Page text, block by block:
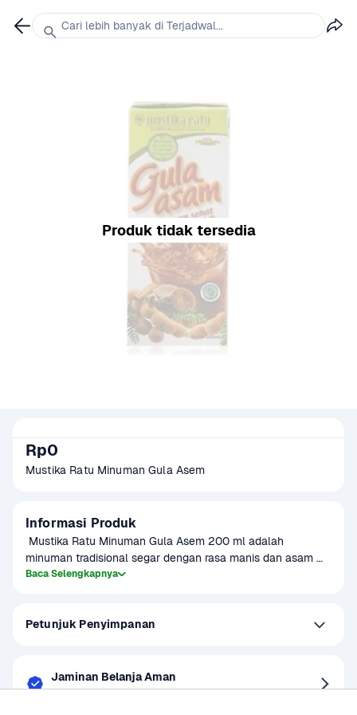
Produk tidak tersedia
Rp0
Mustika Ratu Minuman Gula Asem
Informasi Produk
Mustika Ratu Minuman Gula Asem 200 ml adalah
minuman tradisional segar dengan rasa manis dan asam
yang khas, menyegarkan dan cocok dinikmati kapan saja.
membantu menjaga kesehatan pencernaan. Dikemas
tengah aktivitas.
Baca Selengkapnya
Petunjuk Penyimpanan
Jaminan Belanja Aman
Barang tidak sesuai, Uang tunai kembali
Cari lebih banyak di Terjadwal...